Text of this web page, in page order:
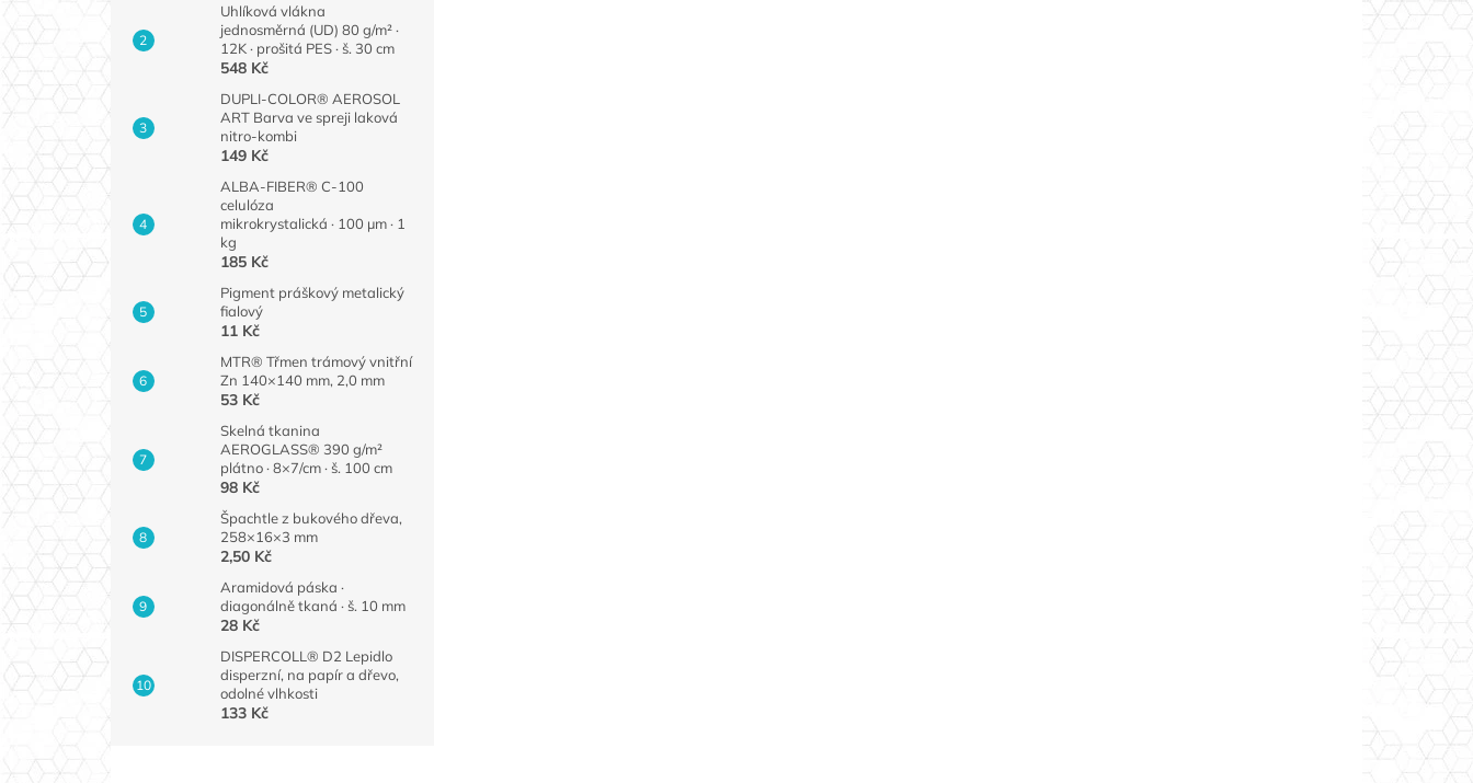
Uhlíková vlákna
jednosměrná (UD) 80 g/m² ·
12K · prošitá PES · š. 30 cm
548 Kč
DUPLI-COLOR® AEROSOL
ART Barva ve spreji laková
nitro-kombi
149 Kč
ALBA-FIBER® C-100
celulóza
mikrokrystalická · 100 µm · 1
kg
185 Kč
Pigment práškový metalický
fialový
11 Kč
MTR® Třmen trámový vnitřní
Zn 140×140 mm, 2,0 mm
53 Kč
Skelná tkanina
AEROGLASS® 390 g/m²
plátno · 8×7/cm · š. 100 cm
98 Kč
Špachtle z bukového dřeva,
258×16×3 mm
2,50 Kč
Aramidová páska ·
diagonálně tkaná · š. 10 mm
28 Kč
DISPERCOLL® D2 Lepidlo
disperzní, na papír a dřevo,
odolné vlhkosti
133 Kč